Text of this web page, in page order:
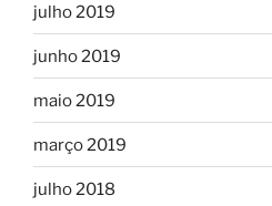
julho 2019
junho 2019
maio 2019
março 2019
julho 2018